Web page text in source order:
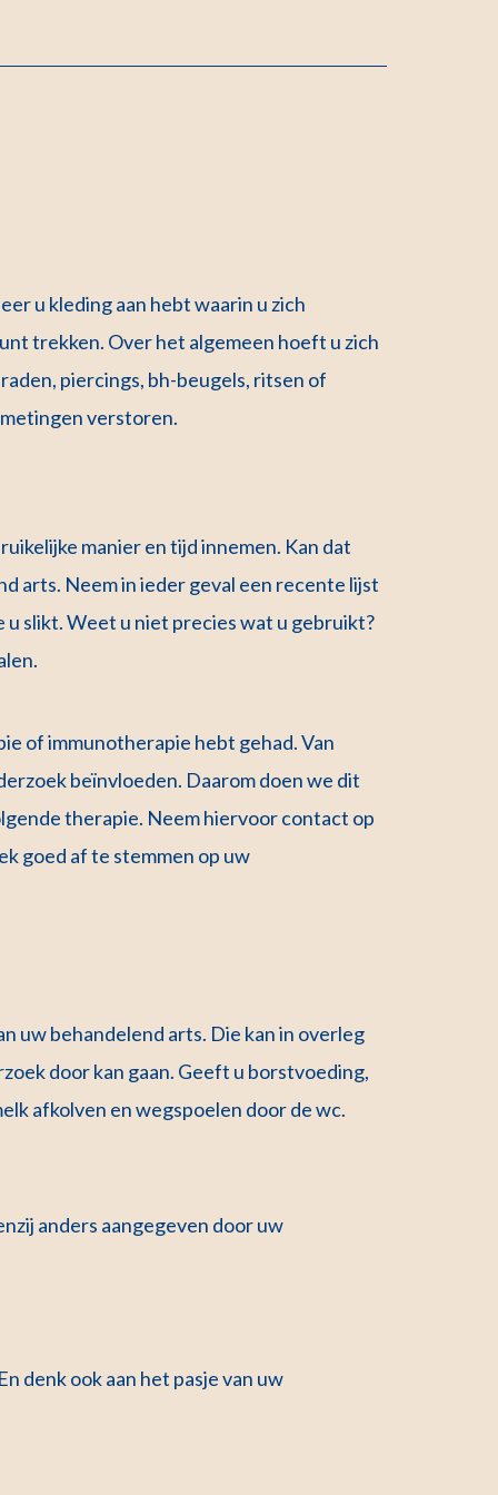
u kleding aan hebt waarin u zich
trekken. Over het algemeen hoeft u zich
piercings, bh-beugels, ritsen of
verstoren.
manier en tijd innemen. Kan dat
arts. Neem in ieder geval een recente lijst
u slikt. Weet u niet precies wat u gebruikt?
of immunotherapie hebt gehad. Van
beïnvloeden. Daarom doen we dit
therapie. Neem hiervoor contact op
goed af te stemmen op uw
uw behandelend arts. Die kan in overleg
door kan gaan. Geeft u borstvoeding,
afkolven en wegspoelen door de wc.
anders aangegeven door uw
denk ook aan het pasje van uw